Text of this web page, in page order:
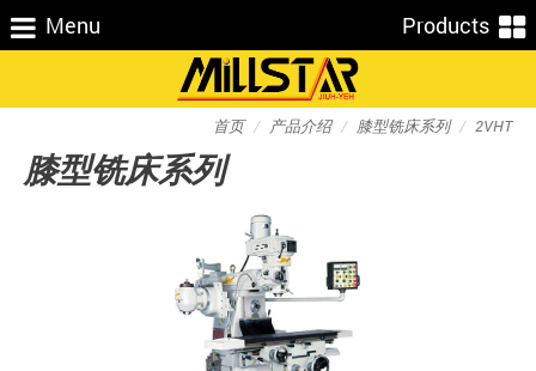
Menu Products
首页 产品介绍 膝型铣床系列 2VHT
膝型铣床系列